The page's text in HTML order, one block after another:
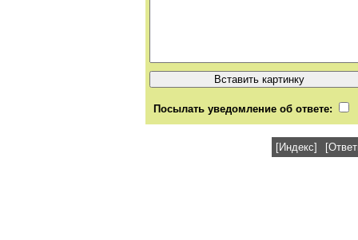
Посылать уведомление об ответе:
[Индекс]